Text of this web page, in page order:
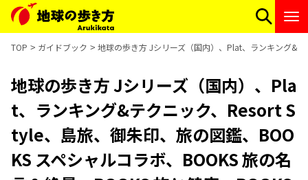
TOP ガイドブック 地球の歩き方 Jシリーズ（国内）、Plat、ランキング&
地球の歩き方 Jシリーズ（国内）、Pla
t、ランキング&テクニック、Resort S
tyle、島旅、御朱印、旅の図鑑、BOO
KS スペシャルコラボ、BOOKS 旅の名